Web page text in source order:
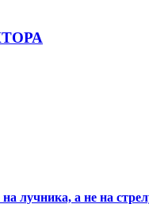
лучника, а не на